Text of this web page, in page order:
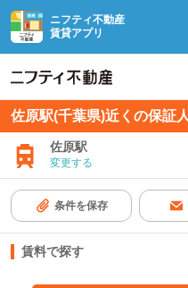
ニフティ不動産
賃貸アプリ
佐原駅(千葉県)近くの保証
佐原駅
変更する
条件を保存
賃料で探す